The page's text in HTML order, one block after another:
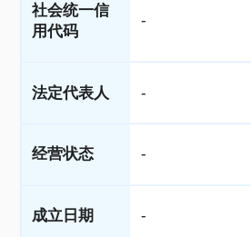
社会统一信
用代码
-
法定代表人 -
经营状态 -
成立日期 -